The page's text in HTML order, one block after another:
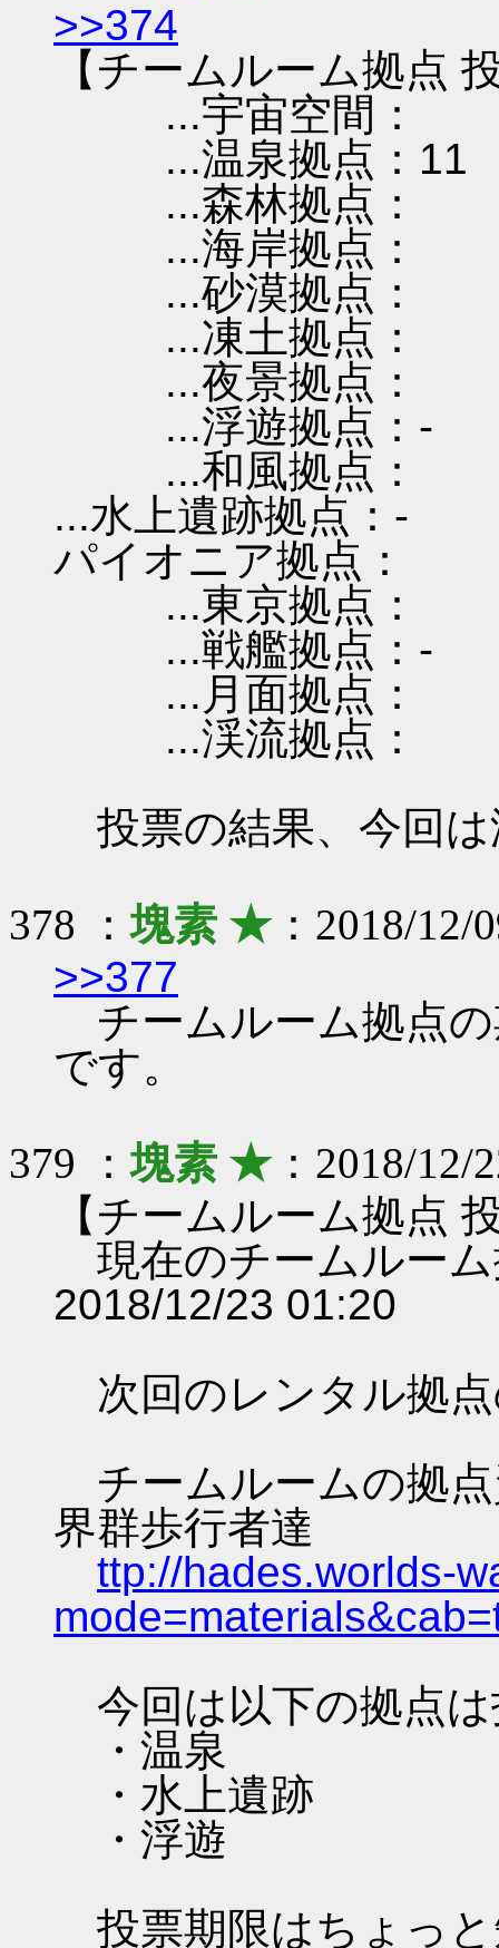
>>374
【チームルーム拠点
...宇宙空間：
...温泉拠点：11
...森林拠点：
...海岸拠点：
...砂漠拠点：
...凍土拠点：
...夜景拠点：
...浮遊拠点：-
...和風拠点：
...水上遺跡拠点：-
パイオニア拠点：
...東京拠点：
...戦艦拠点：-
...月面拠点：
...渓流拠点：
投票の結果、今回
378 ：塊素 ★：2018/12/
>>377
チームルーム拠点
です。
379 ：塊素 ★：2018/12/
【チームルーム拠点
現在のチームルー
2018/12/23 01:20
次回のレンタル拠
チームルームの拠
界群歩行者達
ttp://hades.worlds-
今回は以下の拠点
・温泉
・水上遺跡
・浮遊
投票期限はちょっ